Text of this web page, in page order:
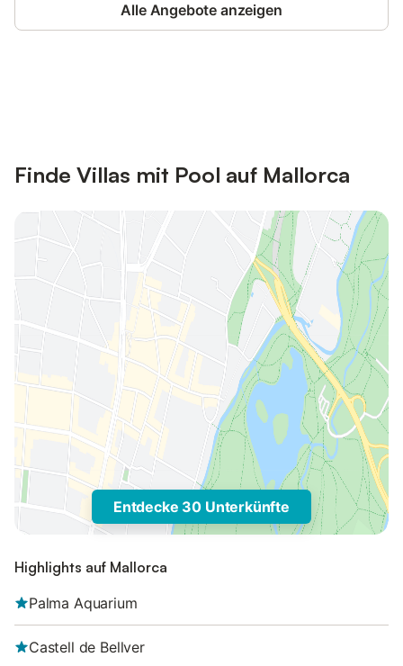
Alle Angebote anzeigen
Finde Villas mit Pool auf Mallorca
Entdecke 30 Unterkünfte
Highlights auf Mallorca
Palma Aquarium
Castell de Bellver